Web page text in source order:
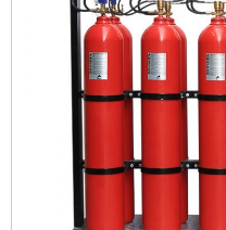
ĐẦU BÁO TIA LỬA IR3
CHUẨN